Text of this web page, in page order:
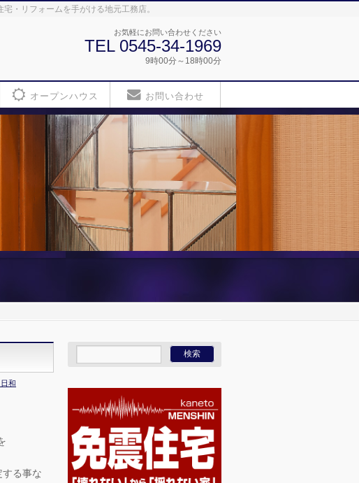
・リフォームを手がける地元工務店。
お気軽にお問い合わせください
TEL 0545-34-1969
9時00分～18時00分
オープンハウス お問い合わせ
和
る事な